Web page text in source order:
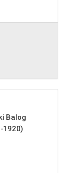
Balog
1920)